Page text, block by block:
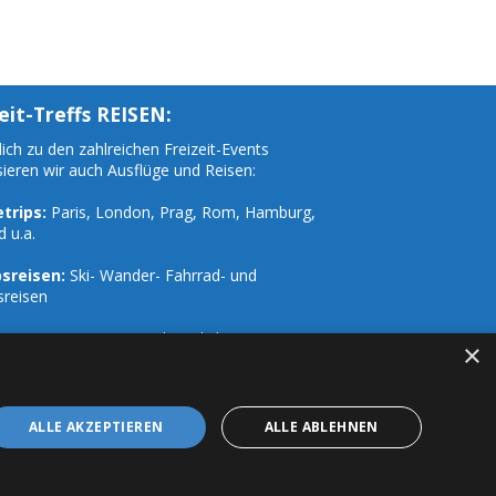
Treffs REISEN:
zu den zahlreichen Freizeit-Events
wir auch Ausflüge und Reisen:
Paris, London, Prag, Rom, Hamburg,
u.a.
Ski- Wander- Fahrrad- und
Seminare und Workshops
×
ALLE AKZEPTIEREN ALLE ABLEHNEN